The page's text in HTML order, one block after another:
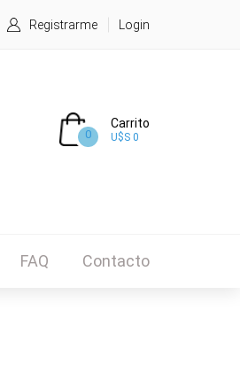
Registrarme Login
0
Carrito
U$S 0
FAQ Contacto